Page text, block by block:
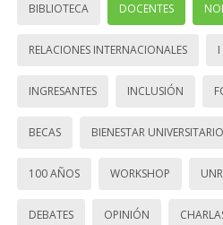
BIBLIOTECA DOCENTES
RELACIONES INTERNACIONALES
INGRESANTES INCLUSIÓN
BECAS BIENESTAR UNIVERSITARIO
100 AÑOS WORKSHOP UNR
DEBATES OPINIÓN